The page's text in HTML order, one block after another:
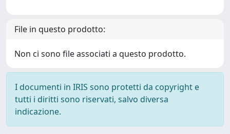
File in questo prodotto:
Non ci sono file associati a questo prodotto.
I documenti in IRIS sono protetti da copyright e
tutti i diritti sono riservati, salvo diversa
indicazione.